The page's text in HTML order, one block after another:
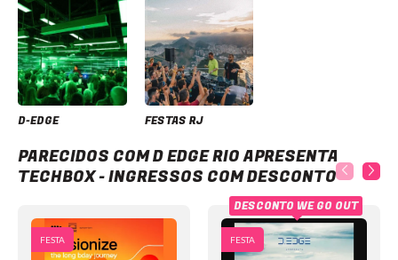
D-EDGE FESTAS RJ
PARECIDOS COM D EDGE RIO APRESENTA
TECHBOX - INGRESSOS COM DESCONTO
FESTA FESTA
DESCONTO WE GO OUT